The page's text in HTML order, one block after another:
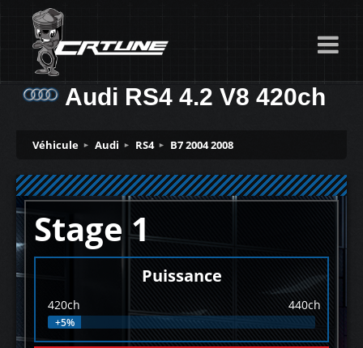
Audi RS4 4.2 V8 420ch
Véhicule Audi RS4 B7 2004 2008
Stage 1
Puissance
420ch 440ch
+5%